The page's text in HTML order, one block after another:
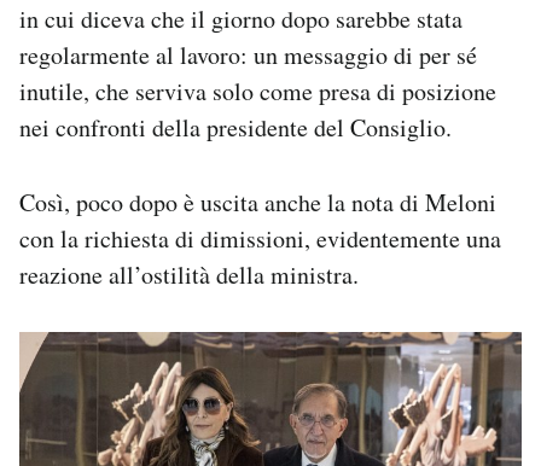
in cui diceva che il giorno dopo sarebbe stata
regolarmente al lavoro: un messaggio di per sé
inutile, che serviva solo come presa di posizione
nei confronti della presidente del Consiglio.
Così, poco dopo è uscita anche la nota di Meloni
con la richiesta di dimissioni, evidentemente una
reazione all’ostilità della ministra.